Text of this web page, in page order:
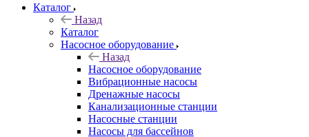
Каталог
Назад
Каталог
Насосное оборудование
Назад
Насосное оборудование
Вибрационные насосы
Дренажные насосы
Канализационные станции
Насосные станции
Насосы для бассейнов